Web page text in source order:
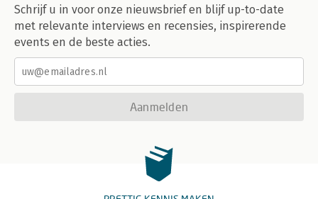
Schrijf u in voor onze nieuwsbrief en blijf up-to-date
met relevante interviews en recensies, inspirerende
events en de beste acties.
Aanmelden